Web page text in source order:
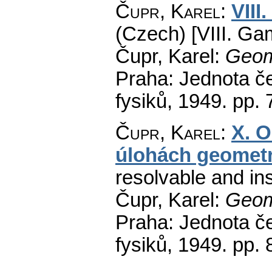
Čupr, Karel:
(Czech) [VIII.
Čupr, Karel:
Praha: Jednota
fysiků, 1949. pp.
Čupr, Karel: X.
úlohách
resolvable and
Čupr, Karel:
Praha: Jednota
fysiků, 1949. pp.